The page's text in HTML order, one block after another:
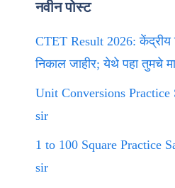
नवीन पोस्ट
CTET Result 2026: केंद्रीय
निकाल जाहीर; येथे पहा तुमचे
Unit Conversions Practice
sir
1 to 100 Square Practice
sir